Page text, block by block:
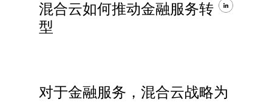
专业知识和资源
Language
混合云如何推动金融服务转
型
对于金融服务，混合云战略为